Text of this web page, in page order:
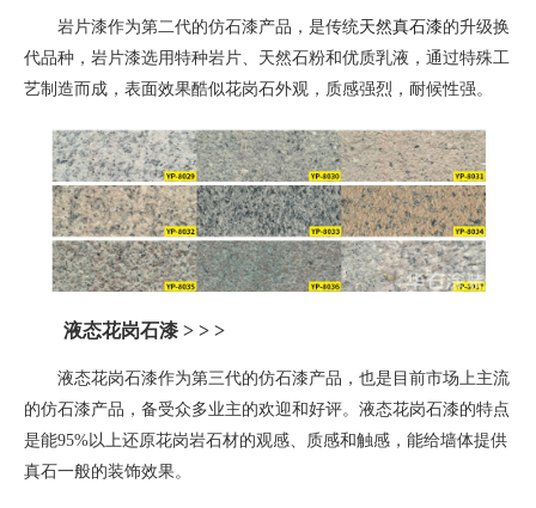
岩片漆作为第二代的仿石漆产品，是传统天然真石漆的升级换
代品种 ， 岩片漆选用特种岩片、天然石粉和优质乳液，通过特殊工
艺制造而成，表面效果酷似花岗石外观，质感强烈，耐候性强。
液态花岗石漆 > > >
液态花岗石漆作为第三代的仿石漆产品，也是目前市场上主流
的仿石漆产品，备受众多业主的欢迎和好评。液态花岗石漆的特点
是能95%以上还原花岗岩石材的观感、质感和触感，能给墙体提供
真石一般的装饰效果。